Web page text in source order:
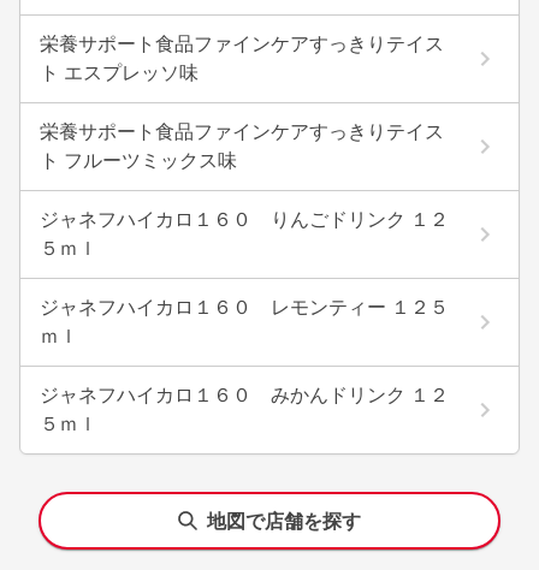
栄養サポート食品ファインケアすっきりテイス
ト エスプレッソ味
栄養サポート食品ファインケアすっきりテイス
ト フルーツミックス味
ジャネフハイカロ１６０ りんごドリンク １２
５ｍｌ
ジャネフハイカロ１６０ レモンティー １２５
ｍｌ
ジャネフハイカロ１６０ みかんドリンク １２
５ｍｌ
地図で店舗を探す